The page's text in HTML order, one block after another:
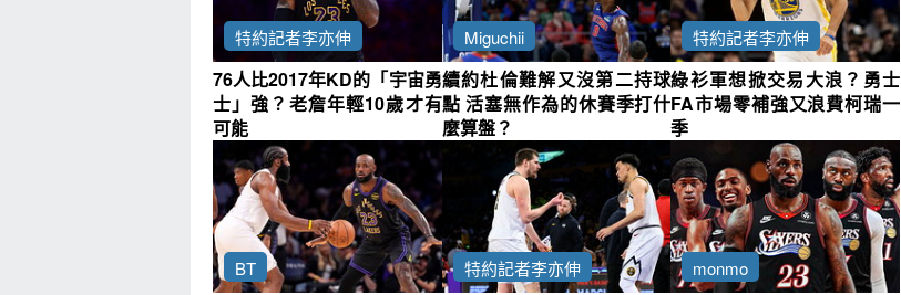
特約記者李亦伸
76人比2017年KD的「宇宙勇
士」強？老詹年輕10歲才有
可能
Miguchii
續約杜倫難解又沒第二持球
點 活塞無作為的休賽季打什
麼算盤？
特約記者李亦伸
綠衫軍想掀交易大浪？勇士
FA市場零補強又浪費柯瑞一
季
BT 特約記者李亦伸 monmo